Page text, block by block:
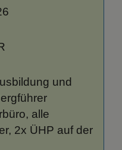
und
alle
2x ÜHP auf der